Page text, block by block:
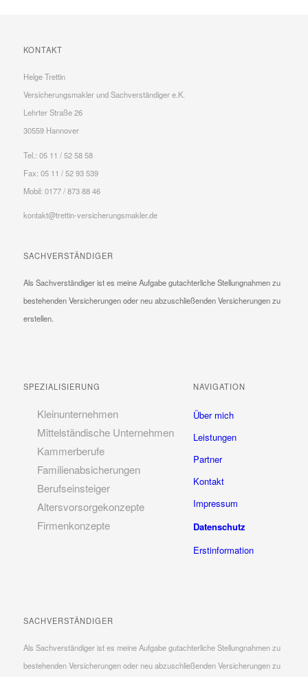
KONTAKT
Helge Trettin
Versicherungsmakler und Sachverständiger e.K.
Lehrter Straße 26
30559 Hannover
Tel.: 05 11 / 52 58 58
Fax: 05 11 / 52 93 539
Mobil: 0177 / 873 88 46
kontakt@trettin-versicherungsmakler.de
SACHVERSTÄNDIGER
Als Sachverständiger ist es meine Aufgabe gutachterliche Stellungnahmen zu
bestehenden Versicherungen oder neu abzuschließenden Versicherungen zu
erstellen.
SPEZIALISIERUNG
Kleinunternehmen
Mittelständische Unternehmen
Kammerberufe
Familienabsicherungen
Berufseinsteiger
Altersvorsorgekonzepte
Firmenkonzepte
NAVIGATION
Über mich
Leistungen
Partner
Kontakt
Impressum
Datenschutz
Erstinformation
SACHVERSTÄNDIGER
Als Sachverständiger ist es meine Aufgabe gutachterliche Stellungnahmen zu
bestehenden Versicherungen oder neu abzuschließenden Versicherungen zu